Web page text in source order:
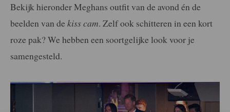
Bekijk hieronder Meghans outfit van de avond én de
beelden van de kiss cam. Zelf ook schitteren in een kort
roze pak? We hebben een soortgelijke look voor je
samengesteld.